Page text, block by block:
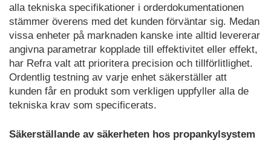
alla tekniska specifikationer i orderdokumentationen
stämmer överens med det kunden förväntar sig. Medan
vissa enheter på marknaden kanske inte alltid levererar
angivna parametrar kopplade till effektivitet eller effekt,
har Refra valt att prioritera precision och tillförlitlighet.
Ordentlig testning av varje enhet säkerställer att
kunden får en produkt som verkligen uppfyller alla de
tekniska krav som specificerats.
Säkerställande av säkerheten hos propankylsystem